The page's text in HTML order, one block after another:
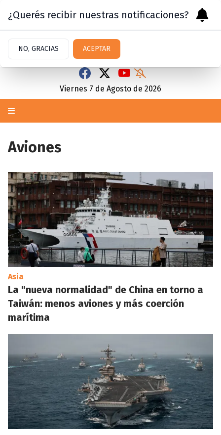
Viernes 7 de Agosto de 2026
Aviones
Asia
La "nueva normalidad" de China en torno a
Taiwán: menos aviones y más coerción
marítima
¿Querés recibir nuestras notificaciones?
NO, GRACIAS ACEPTAR